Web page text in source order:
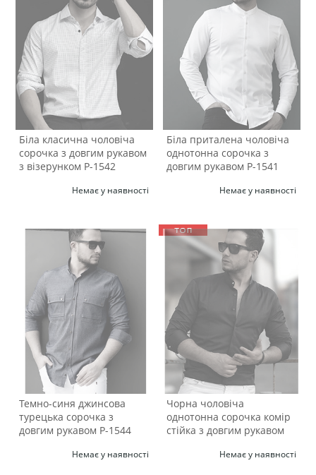
Біла класична чоловіча
сорочка з довгим рукавом
з візерунком Р-1542
Немає у наявності
Біла приталена чоловіча
однотонна сорочка з
довгим рукавом Р-1541
Немає у наявності
Темно-синя джинсова
турецька сорочка з
довгим рукавом Р-1544
Немає у наявності
Чорна чоловіча
однотонна сорочка комір
стійка з довгим рукавом
Немає у наявності